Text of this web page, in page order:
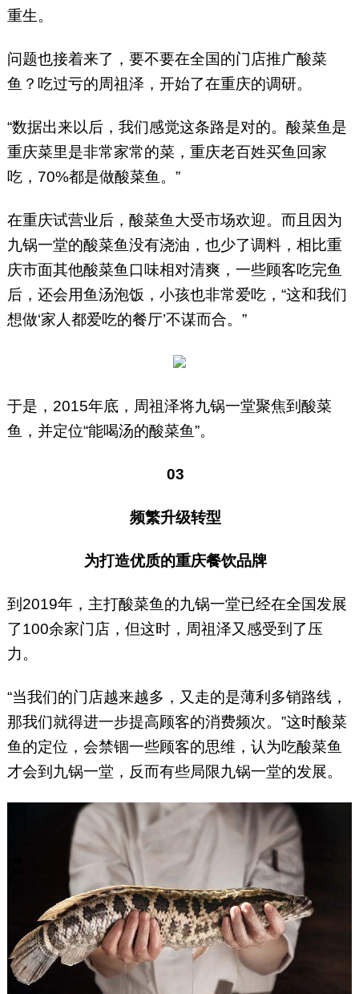
重生。
问题也接着来了，要不要在全国的门店推广酸菜
鱼？吃过亏的周祖泽，开始了在重庆的调研。
“数据出来以后，我们感觉这条路是对的。酸菜鱼是
重庆菜里是非常家常的菜，重庆老百姓买鱼回家
吃，70%都是做酸菜鱼。”
在重庆试营业后，酸菜鱼大受市场欢迎。而且因为
九锅一堂的酸菜鱼没有浇油，也少了调料，相比重
庆市面其他酸菜鱼口味相对清爽，一些顾客吃完鱼
后，还会用鱼汤泡饭，小孩也非常爱吃，“这和我们
想做‘家人都爱吃的餐厅’不谋而合。”
于是，2015年底，周祖泽将九锅一堂聚焦到酸菜
鱼，并定位“能喝汤的酸菜鱼”。
03
频繁升级转型
为打造优质的重庆餐饮品牌
到2019年，主打酸菜鱼的九锅一堂已经在全国发展
了100余家门店，但这时，周祖泽又感受到了压
力。
“当我们的门店越来越多，又走的是薄利多销路线，
那我们就得进一步提高顾客的消费频次。”这时酸菜
鱼的定位，会禁锢一些顾客的思维，认为吃酸菜鱼
才会到九锅一堂，反而有些局限九锅一堂的发展。